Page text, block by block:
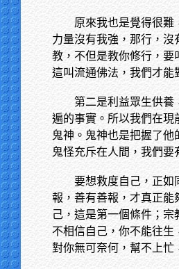
原來我也是覺得很難
力量沒有我強，那行，
教，不但是教你修行，要
這叫流通佛法，我們才能
第二是利益眾生供養
遍的事實。所以我們在現
鬼神。鬼神也是把握了
鬼怪充斥在人間，我們
要想救度自己，正如
報，善有善報，才真正能
己，這是第一個條件；
不相信自己，你不能往生
對你無可奈何，幫不上忙